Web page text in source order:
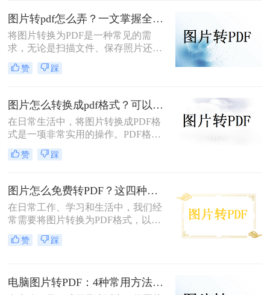
5种常用方法，3分钟即可学会！
图片转pdf怎么弄？一文掌握全平台方法！
将图片转换为PDF是一种常见的需
求，无论是扫描文件、保存照片还是
整理资料，PDF格式都能更好地保证
内容的完整性和兼容性。那么图片转
机、在线工具等多种转换方法，总有
一种适合你！
赞 踩
图片怎么转换成pdf格式？可以尝试这三种方法！
在日常生活中，将图片转换成PDF格
式是一项非常实用的操作。PDF格式
因其跨平台兼容性、格式固定性和易
于分享打印等特点，被广泛应用于各
怎么转换成pdf格式呢？本文将介绍三
种将图片转换成PDF格式的方法。
赞 踩
图片怎么免费转PDF？这四种方法轻松搞定！
在日常工作、学习和生活中，我们经
常需要将图片转换为PDF格式，以便
于分享、打印或存档。PDF文件因其
跨平台兼容性、保持格式不变以及安
片转换为PDF，无需花费任何费用即
赞 踩
电脑图片转PDF：4种常用方法按Windows和Mac系统分别推荐！